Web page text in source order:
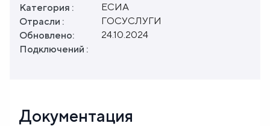
Категория :
ЕСИА
Отрасли :
ГОСУСЛУГИ
Обновлено:
24.10.2024
Подключений :
Документация